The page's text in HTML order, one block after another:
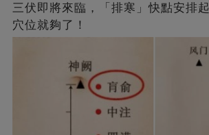
三伏即將來臨，「排寒」快點安排
穴位就夠了！